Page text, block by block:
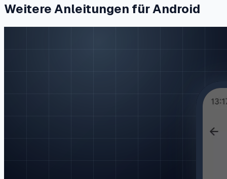
Weitere Anleitungen für Android